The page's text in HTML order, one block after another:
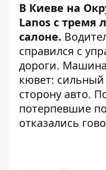
В Киеве на
Lanos с тремя
салоне.
справился с
дороги. Машина
кювет:
сторону авто.
потерпевшие
отказались